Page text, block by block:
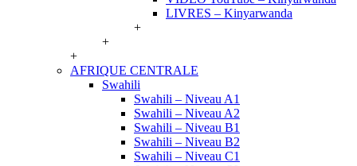
LIVRES – Kinyarwanda
+
+
+
AFRIQUE CENTRALE
Swahili
Swahili – Niveau A1
Swahili – Niveau A2
Swahili – Niveau B1
Swahili – Niveau B2
Swahili – Niveau C1